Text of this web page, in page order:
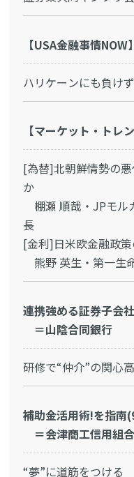
【USA金融事情
ハリケーンにも負けず
【マーケット・トレ
[為替]北朝鮮情勢の
か
棚瀬 順哉・JPモル
長
[金利]日米欧金融政
熊野 英生・第一生
連携強める証券子会
＝山陰合同銀行
研修で“仲介”の関心
補助金活用術!を指南
＝会津商工信用組合
“夢”に道筋をつける